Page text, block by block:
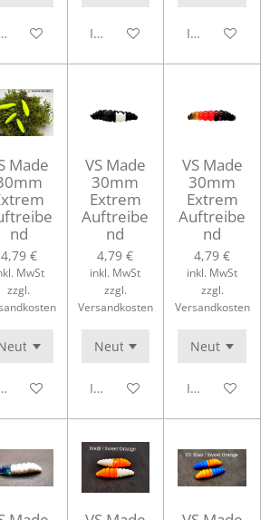
den WarenkorbIn den WarenkorbIn den
Made
nd
4,79 €
MwSt
zzgl.
den Warenkorb
VS Made
30mm
Extrem
Auftreibe
nd
4,79 €
inkl. MwSt
zzgl.
Versandkosten
In den Warenkorb
VS Made
30mm
Extrem
Auftreibe
nd
4,79 €
inkl. MwSt
zzgl.
Versandkosten
In den